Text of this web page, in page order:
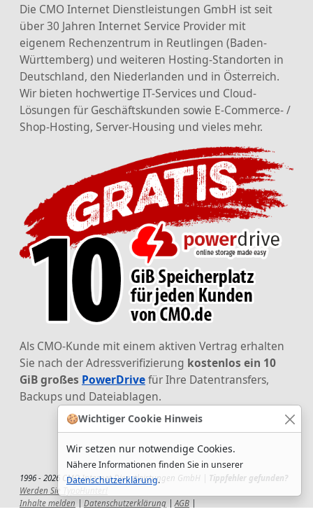
🍪Wichtiger Cookie Hinweis
Wir setzen nur notwendige Cookies.
Nähere Informationen finden Sie in unserer
Datenschutzerklärung.
Die CMO Internet Dienstleistungen GmbH ist seit
über 30 Jahren Internet Service Provider mit
eigenem Rechenzentrum in Reutlingen (Baden-
Württemberg) und weiteren Hosting-Standorten in
Deutschland, den Niederlanden und in Österreich.
Wir bieten hochwertige IT-Services und Cloud-
Lösungen für Geschäftskunden sowie E-Commerce- /
Shop-Hosting, Server-Housing und vieles mehr.
Als CMO-Kunde mit einem aktiven Vertrag erhalten
Sie nach der Adressverifizierung kostenlos ein 10
GiB großes PowerDrivefür Ihre Datentransfers,
Backups und Dateiablagen.
1996 - 2026 CMO Internet Dienstleistungen GmbH | Tippfehler gefunden?
Werden Sie TypoHunter!
Inhalte melden
Datenschutzerklärung AGB